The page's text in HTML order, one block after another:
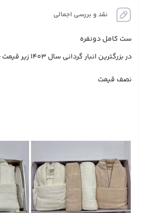
نقد و بررسی اجمالی
ست کامل دونفره
در بزرگترین انبار گردانی سال 1403 زیر قیمت خرید سال پیش
نصف قیمت